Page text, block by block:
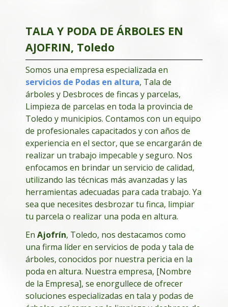
TALA Y PODA DE ÁRBOLES EN
AJOFRIN, Toledo
Somos una empresa especializada en
servicios de Podas en altura, Tala de
árboles y Desbroces de fincas y parcelas,
Limpieza de parcelas en toda la provincia de
Toledo y municipios. Contamos con un equipo
de profesionales capacitados y con años de
experiencia en el sector, que se encargarán de
realizar un trabajo impecable y seguro. Nos
enfocamos en brindar un servicio de calidad,
utilizando las técnicas más avanzadas y las
herramientas adecuadas para cada trabajo. Ya
sea que necesites desbrozar tu finca, limpiar
tu parcela o realizar una poda en altura.
En Ajofrín, Toledo, nos destacamos como
una firma líder en servicios de poda y tala de
árboles, conocidos por nuestra pericia en la
poda en altura. Nuestra empresa, [Nombre
de la Empresa], se enorgullece de ofrecer
soluciones especializadas en tala y podas de